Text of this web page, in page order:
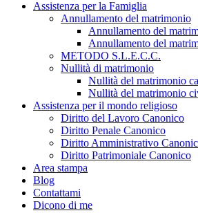
Assistenza per la Famiglia
Annullamento del matrimonio
Annullamento del
Annullamento del
METODO S.L.E.C.C.
Nullità di matrimonio
Nullità del matrimonio
Nullità del matrimonio
Assistenza per il mondo religioso
Diritto del Lavoro Canonico
Diritto Penale Canonico
Diritto Amministrativo
Diritto Patrimoniale Canonico
Area stampa
Blog
Contattami
Dicono di me